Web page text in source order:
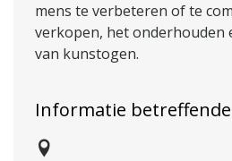
mens te verbeteren of te
verkopen, het onderhouden
van kunstogen.
Informatie